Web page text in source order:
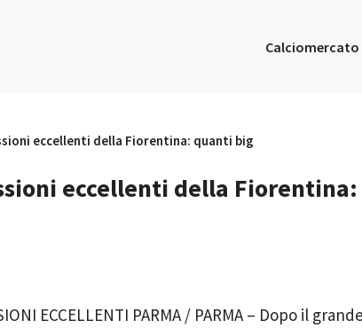
Calciomercato
eccellenti della Fiorentina: quanti big
eccellenti della Fiorentina:
ECCELLENTI PARMA / PARMA – Dopo il grande